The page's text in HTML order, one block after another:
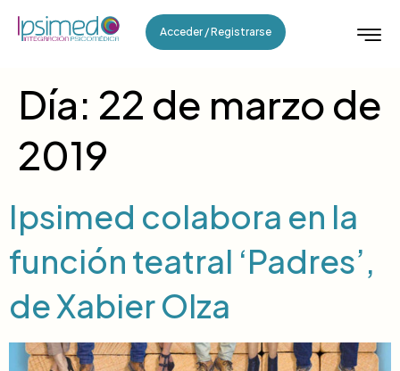
Acceder / Registrarse
Día: 22 de marzo de
2019
Ipsimed colabora en la
función teatral ‘Padres’,
de Xabier Olza